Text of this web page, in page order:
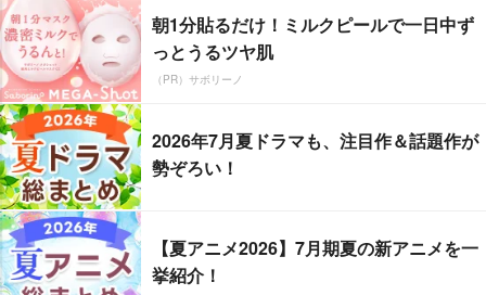
朝1分貼るだけ！ミルクピールで一日中ず
っとうるツヤ肌
（PR）サボリーノ
2026年7月夏ドラマも、注目作＆話題作が
勢ぞろい！
【夏アニメ2026】7月期夏の新アニメを一
挙紹介！